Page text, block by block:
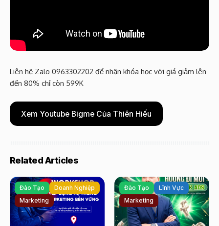
Liên hệ Zalo 0963302202 để nhận khóa học với giá giảm lên
đến 80% chỉ còn 599K
Xem Youtube Bigme Của Thiên Hiếu
Related Articles
Đào Tạo
Doanh Nghiệp
Marketing
Đào Tạo
Lĩnh Vực
Marketing